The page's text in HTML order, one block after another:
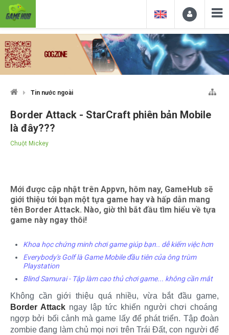
Tin nước ngoài
Border Attack - StarCraft phiên bản Mobile
là đây???
Chuột Mickey
Mới được cập nhật trên Appvn, hôm nay, GameHub sẽ
giới thiệu tới bạn một tựa game hay và hấp dẫn mang
tên Border Attack. Nào, giờ thì bắt đầu tìm hiểu về tựa
game này ngay thôi!
Khoa học chứng minh chơi game giúp bạn.. dễ kiếm việc hơn
Everybody's Golf là Game Mobile đầu tiên của ông trùm
Playstation
Blind Samurai - Tập làm cao thủ chơi game... không cần mắt
Không cần giới thiệu quá nhiều, vừa bắt đầu game,
Border Attack ngay lập tức khiến người chơi choáng
ngợp bởi bối cảnh mà game lấy để phát triển. Tập đoàn
zombie đang làm chủ mọi nơi trên Trái Đất, con người để